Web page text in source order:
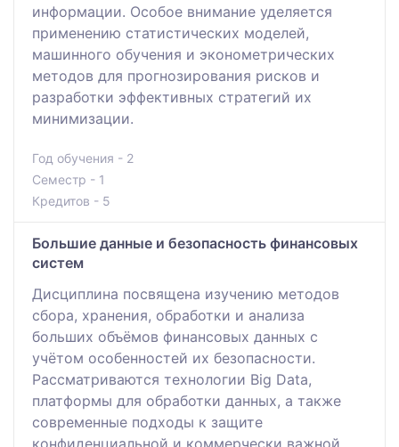
информации. Особое внимание уделяется
применению статистических моделей,
машинного обучения и эконометрических
методов для прогнозирования рисков и
разработки эффективных стратегий их
минимизации.
Год обучения - 2
Семестр - 1
Кредитов - 5
Большие данные и безопасность финансовых
систем
Дисциплина посвящена изучению методов
сбора, хранения, обработки и анализа
больших объёмов финансовых данных с
учётом особенностей их безопасности.
Рассматриваются технологии Big Data,
платформы для обработки данных, а также
современные подходы к защите
конфиденциальной и коммерчески важной